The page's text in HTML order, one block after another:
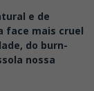
e de
face mais cruel
do burn-
nossa